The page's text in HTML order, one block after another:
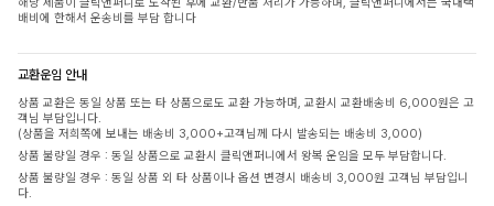
배비에 한해서 운송비를 부담 합니다
교환운임 안내
상품 교환은 동일 상품 또는 타 상품으로도 교환 가능하며, 교환시 교환배송비 6,000원은 고
객님 부담입니다.
(상품을 저희쪽에 보내는 배송비 3,000+고객님께 다시 발송되는 배송비 3,000)
상품 불량일 경우 : 동일 상품으로 교환시 클릭앤퍼니에서 왕복 운임을 모두 부담합니다.
상품 불량일 경우 : 동일 상품 외 타 상품이나 옵션 변경시 배송비 3,000원 고객님 부담입니
다.